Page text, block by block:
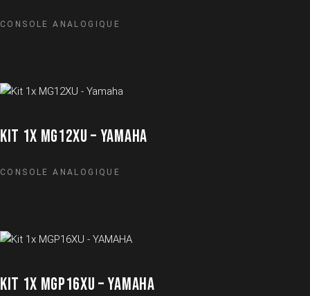
CONSOLE ANALOGIQUE
KIT 1X MG12XU – YAMAHA
CONSOLE ANALOGIQUE
KIT 1X MGP16XU – YAMAHA